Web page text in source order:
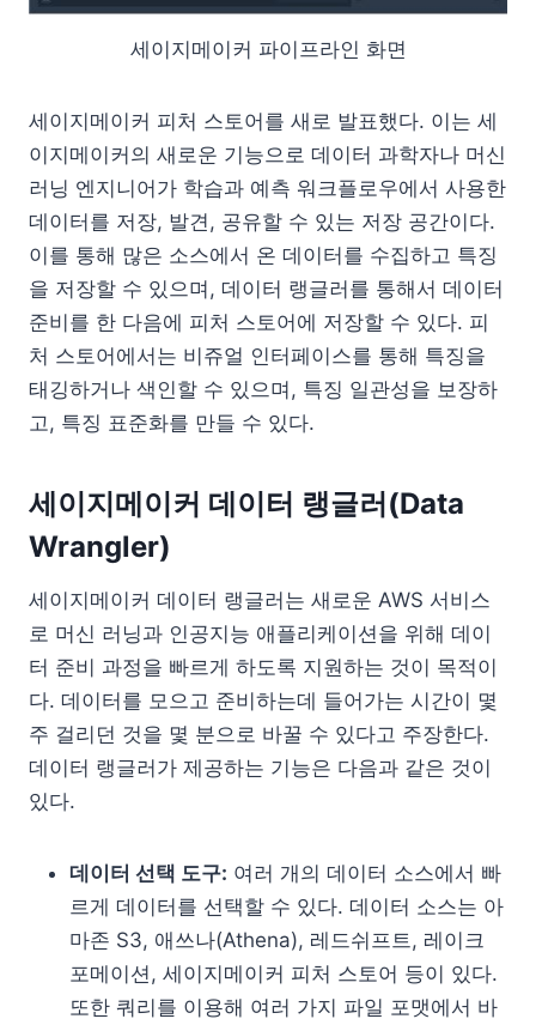
세이지메이커 파이프라인 화면
세이지메이커 피처 스토어를 새로 발표했다. 이는 세
이지메이커의 새로운 기능으로 데이터 과학자나 머신
러닝 엔지니어가 학습과 예측 워크플로우에서 사용한
데이터를 저장, 발견, 공유할 수 있는 저장 공간이다.
이를 통해 많은 소스에서 온 데이터를 수집하고 특징
을 저장할 수 있으며, 데이터 랭글러를 통해서 데이터
준비를 한 다음에 피처 스토어에 저장할 수 있다. 피
처 스토어에서는 비쥬얼 인터페이스를 통해 특징을
태깅하거나 색인할 수 있으며, 특징 일관성을 보장하
고, 특징 표준화를 만들 수 있다.
세이지메이커 데이터 랭글러(Data
Wrangler)
세이지메이커 데이터 랭글러는 새로운 AWS 서비스
로 머신 러닝과 인공지능 애플리케이션을 위해 데이
터 준비 과정을 빠르게 하도록 지원하는 것이 목적이
다. 데이터를 모으고 준비하는데 들어가는 시간이 몇
주 걸리던 것을 몇 분으로 바꿀 수 있다고 주장한다.
데이터 랭글러가 제공하는 기능은 다음과 같은 것이
있다.
데이터 선택 도구: 여러 개의 데이터 소스에서 빠
르게 데이터를 선택할 수 있다. 데이터 소스는 아
마존 S3, 애쓰나(Athena), 레드쉬프트, 레이크
포메이션, 세이지메이커 피처 스토어 등이 있다.
또한 쿼리를 이용해 여러 가지 파일 포맷에서 바